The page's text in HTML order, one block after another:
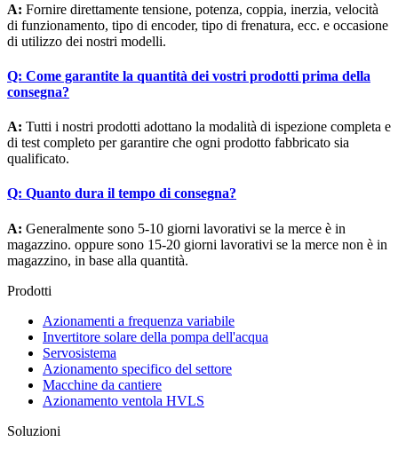
A: Fornire direttamente tensione, potenza, coppia, inerzia, velocità
di funzionamento, tipo di encoder, tipo di frenatura, ecc. e occasione
di utilizzo dei nostri modelli.
Q: Come garantite la quantità dei vostri prodotti prima della
consegna?
A: Tutti i nostri prodotti adottano la modalità di ispezione completa e
di test completo per garantire che ogni prodotto fabbricato sia
qualificato.
Q: Quanto dura il tempo di consegna?
A: Generalmente sono 5-10 giorni lavorativi se la merce è in
magazzino. oppure sono 15-20 giorni lavorativi se la merce non è in
magazzino, in base alla quantità.
Prodotti
Azionamenti a frequenza variabile
Invertitore solare della pompa dell'acqua
Servosistema
Azionamento specifico del settore
Macchine da cantiere
Azionamento ventola HVLS
Soluzioni